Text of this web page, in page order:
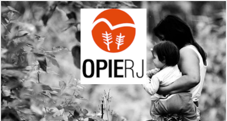
Skip
to
content